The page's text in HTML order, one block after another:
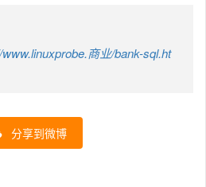
商业/bank-sql.ht
分享到微博